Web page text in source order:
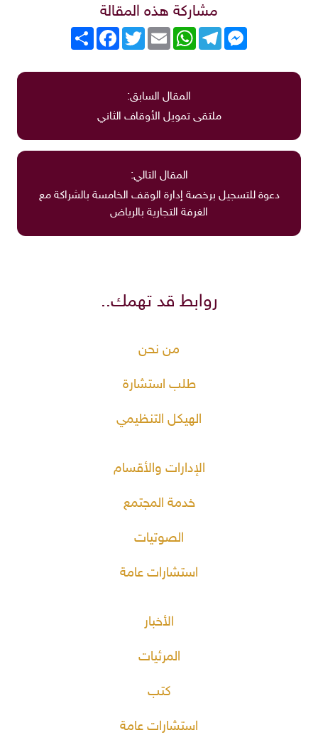
مشاركة هذه المقالة
انشر
FacebookTwitterEmail
WhatsAppTelegram
Messenger
المقال السابق:
ملتقى تمويل الأوقاف الثاني
المقال التالي:
دعوة للتسجيل برخصة إدارة الوقف الخامسة بالشراكة مع
الغرفة التجارية بالرياض
روابط قد تهمك..
من نحن
طلب استشارة
الهيكل التنظيمي
الإدارات والأقسام
خدمة المجتمع
الصوتيات
استشارات عامة
الأخبار
المرئيات
كتب
استشارات عامة